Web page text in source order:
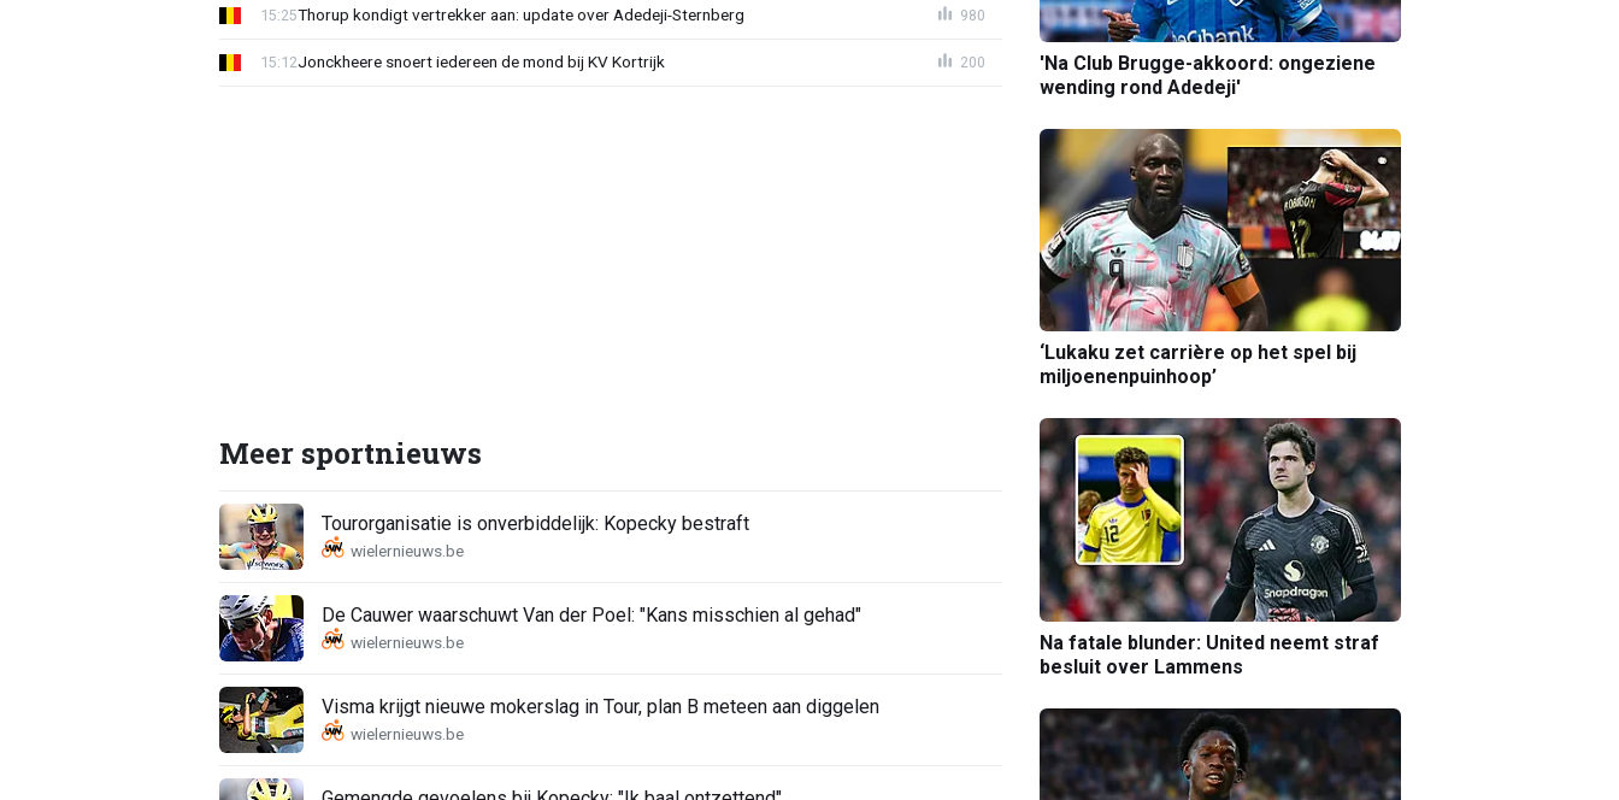
Thorup kondigt vertrekker aan: update over Adedeji-Sternberg
15:25 980
Jonckheere snoert iedereen de mond bij KV Kortrijk
15:12 200
Meer sportnieuws
Tourorganisatie is onverbiddelijk: Kopecky bestraft
De Cauwer waarschuwt Van der Poel: "Kans misschien al gehad"
Visma krijgt nieuwe mokerslag in Tour, plan B meteen aan diggelen
'Na Club Brugge-akkoord: ongeziene
wending rond Adedeji'
‘Lukaku zet carrière op het spel bij
miljoenenpuinhoop’
Na fatale blunder: United neemt straf
besluit over Lammens